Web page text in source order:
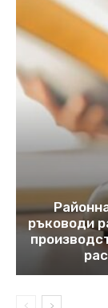
ръководи